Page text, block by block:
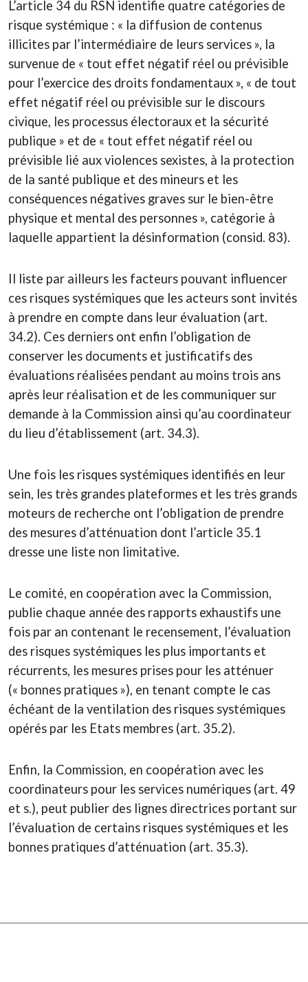
L’article 34 du RSN identifie quatre catégories de
risque systémique : « la diffusion de contenus
illicites par l’intermédiaire de leurs services », la
survenue de « tout effet négatif réel ou prévisible
pour l’exercice des droits fondamentaux », « de tout
effet négatif réel ou prévisible sur le discours
civique, les processus électoraux et la sécurité
publique » et de « tout effet négatif réel ou
prévisible lié aux violences sexistes, à la protection
de la santé publique et des mineurs et les
conséquences négatives graves sur le bien-être
physique et mental des personnes », catégorie à
laquelle appartient la désinformation (consid. 83).
Il liste par ailleurs les facteurs pouvant influencer
ces risques systémiques que les acteurs sont invités
à prendre en compte dans leur évaluation (art.
34.2). Ces derniers ont enfin l’obligation de
conserver les documents et justificatifs des
évaluations réalisées pendant au moins trois ans
après leur réalisation et de les communiquer sur
demande à la Commission ainsi qu’au coordinateur
du lieu d’établissement (art. 34.3).
Une fois les risques systémiques identifiés en leur
sein, les très grandes plateformes et les très grands
moteurs de recherche ont l’obligation de prendre
des mesures d’atténuation dont l’article 35.1
dresse une liste non limitative.
Le comité, en coopération avec la Commission,
publie chaque année des rapports exhaustifs une
fois par an contenant le recensement, l’évaluation
des risques systémiques les plus importants et
récurrents, les mesures prises pour les atténuer
(« bonnes pratiques »), en tenant compte le cas
échéant de la ventilation des risques systémiques
opérés par les Etats membres (art. 35.2).
Enfin, la Commission, en coopération avec les
coordinateurs pour les services numériques (art. 49
et s.), peut publier des lignes directrices portant sur
l’évaluation de certains risques systémiques et les
bonnes pratiques d’atténuation (art. 35.3).